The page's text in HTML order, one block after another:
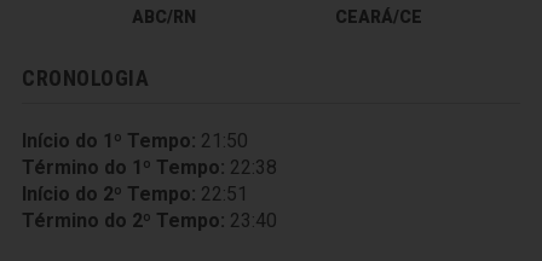
ABC/RN CEARÁ/CE
CRONOLOGIA
Início do 1º Tempo: 21:50
Término do 1º Tempo: 22:38
Início do 2º Tempo: 22:51
Término do 2º Tempo: 23:40